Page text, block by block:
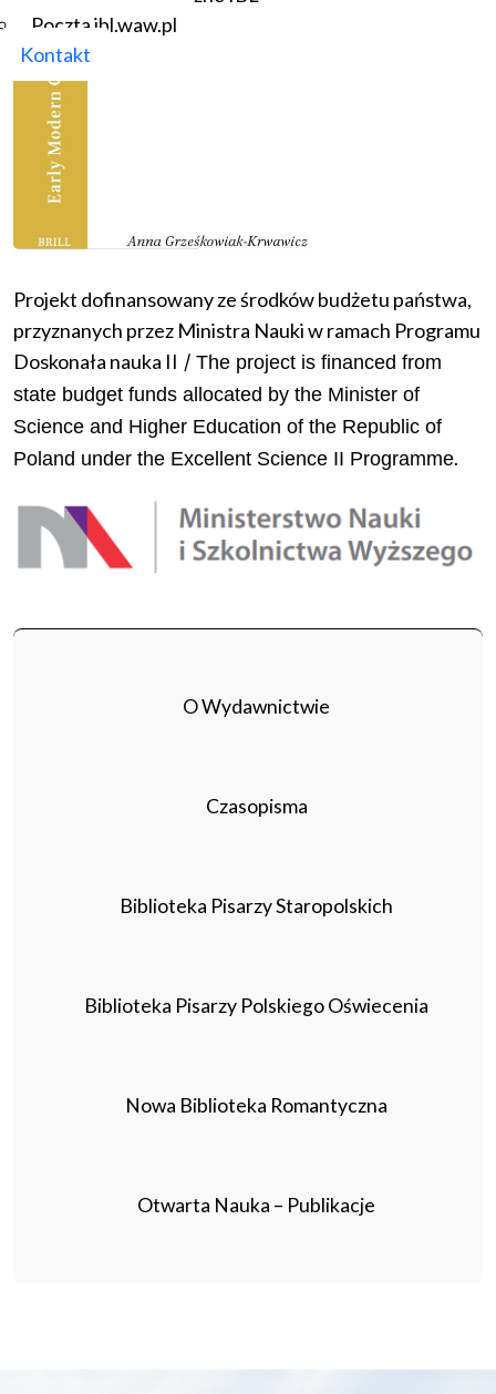
Poczta ibl.waw.pl
Kontakt
O Wydawnictwie
Czasopisma
Biblioteka Pisarzy Staropolskich
Biblioteka Pisarzy Polskiego Oświecenia
Nowa Biblioteka Romantyczna
Otwarta Nauka – Publikacje
Projekt dofinansowany ze środków budżetu państwa,
przyznanych przez Ministra Nauki w ramach Programu
Doskonała nauka II / The project is financed from
state budget funds allocated by the Minister of
Science and Higher Education of the Republic of
Poland under the Excellent Science II Programme.